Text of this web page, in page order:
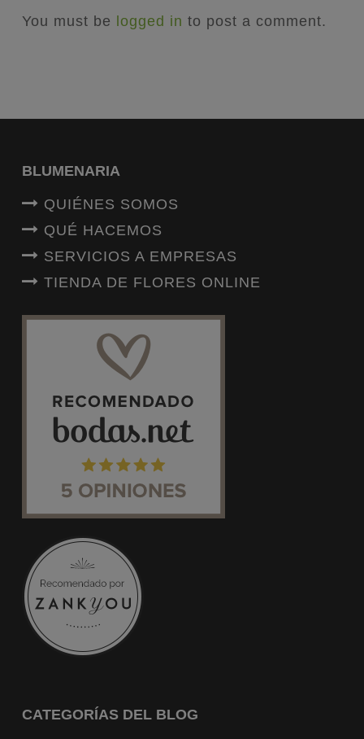
You must be logged in to post a comment.
BLUMENARIA
QUIÉNES SOMOS
QUÉ HACEMOS
SERVICIOS A EMPRESAS
TIENDA DE FLORES ONLINE
CATEGORÍAS DEL BLOG